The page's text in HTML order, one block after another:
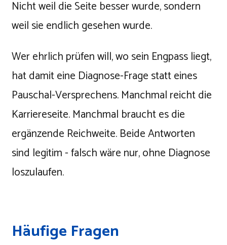
Nicht weil die Seite besser wurde, sondern
weil sie endlich gesehen wurde.
Wer ehrlich prüfen will, wo sein Engpass liegt,
hat damit eine Diagnose-Frage statt eines
Pauschal-Versprechens. Manchmal reicht die
Karriereseite. Manchmal braucht es die
ergänzende Reichweite. Beide Antworten
sind legitim - falsch wäre nur, ohne Diagnose
loszulaufen.
Häufige Fragen